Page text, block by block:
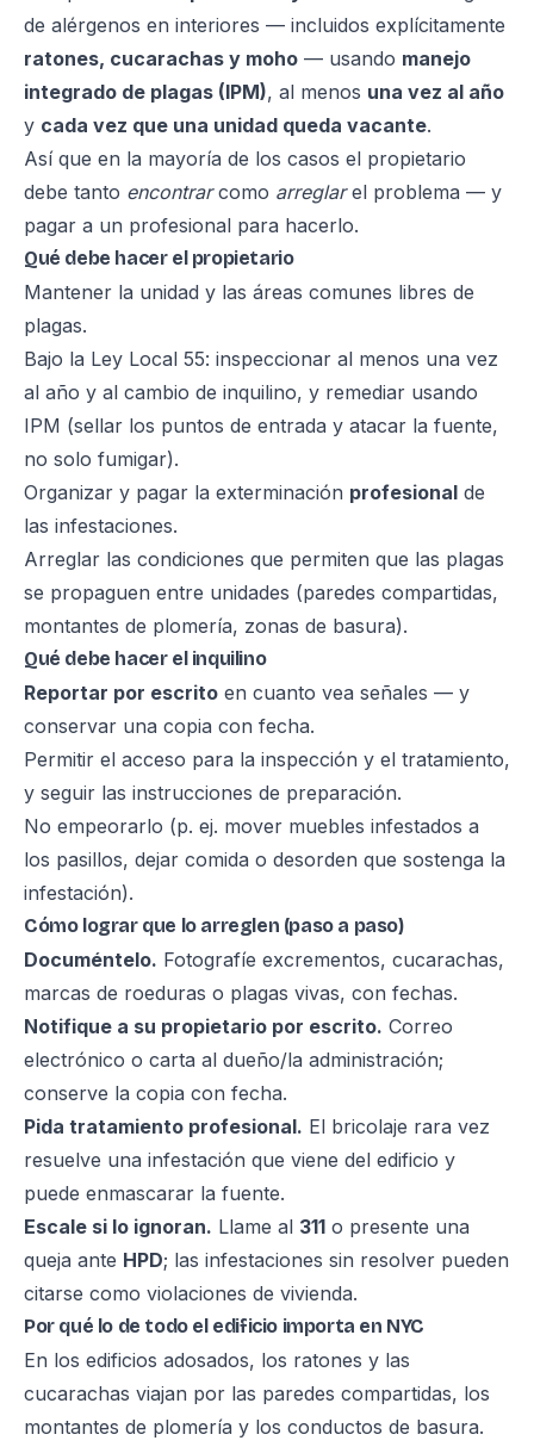
de alérgenos en interiores — incluidos explícitamente
ratones, cucarachas y moho — usando manejo
integrado de plagas (IPM), al menos una vez al año
y cada vez que una unidad queda vacante.
Así que en la mayoría de los casos el propietario
debe tanto encontrarcomo arreglarel problema — y
pagar a un profesional para hacerlo.
Qué debe hacer el propietario
Mantener la unidad y las áreas comunes libres de
plagas.
Bajo la Ley Local 55: inspeccionar al menos una vez
al año y al cambio de inquilino, y remediar usando
IPM (sellar los puntos de entrada y atacar la fuente,
no solo fumigar).
Organizar y pagar la exterminación profesional de
las infestaciones.
Arreglar las condiciones que permiten que las plagas
se propaguen entre unidades (paredes compartidas,
montantes de plomería, zonas de basura).
Qué debe hacer el inquilino
Reportar por escrito en cuanto vea señales — y
conservar una copia con fecha.
Permitir el acceso para la inspección y el tratamiento,
y seguir las instrucciones de preparación.
No empeorarlo (p. ej. mover muebles infestados a
los pasillos, dejar comida o desorden que sostenga la
infestación).
Cómo lograr que lo arreglen (paso a paso)
Documéntelo. Fotografíe excrementos, cucarachas,
marcas de roeduras o plagas vivas, con fechas.
Notifique a su propietario por escrito. Correo
electrónico o carta al dueño/la administración;
conserve la copia con fecha.
Pida tratamiento profesional. El bricolaje rara vez
resuelve una infestación que viene del edificio y
puede enmascarar la fuente.
Escale si lo ignoran. Llame al 311 o presente una
queja ante HPD; las infestaciones sin resolver pueden
citarse como violaciones de vivienda.
Por qué lo de todo el edificio importa en NYC
En los edificios adosados, los ratones y las
cucarachas viajan por las paredes compartidas, los
montantes de plomería y los conductos de basura.